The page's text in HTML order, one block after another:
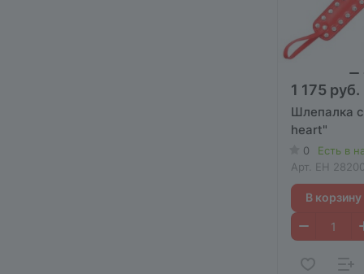
1 175 руб.
Шлепалка
heart"
0
Есть в
Арт. EH
В корзину